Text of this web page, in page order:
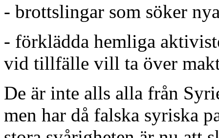
- brottslingar som söker
- förklädda hemliga
vid tillfälle vill ta över
De är inte alls alla från
men har då falska syriska